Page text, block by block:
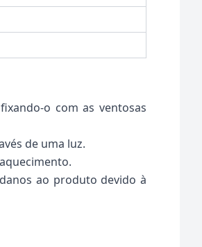
o com as ventosas
de uma luz.
ao produto devido à